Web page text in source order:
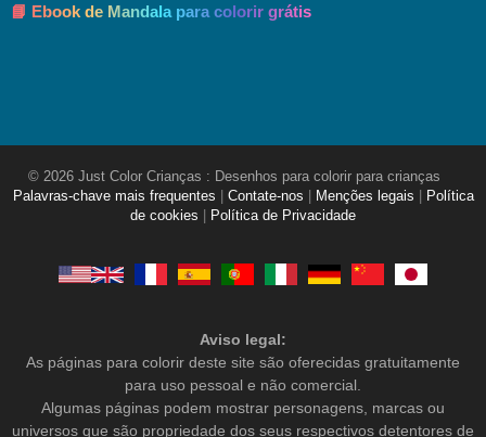
📘 Ebook de Mandala para colorir grátis
© 2026 Just Color Crianças : Desenhos para colorir para crianças
Palavras-chave mais frequentes
Contate-nos Menções legais
Política
de cookies
Política de Privacidade
Aviso legal:
As páginas para colorir deste site são oferecidas gratuitamente
para uso pessoal e não comercial.
Algumas páginas podem mostrar personagens, marcas ou
universos que são propriedade dos seus respectivos detentores de